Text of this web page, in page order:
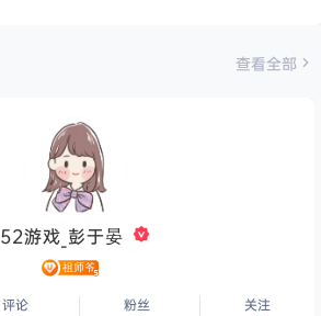
查看全部
52游戏_彭于晏
评论
粉丝
关注